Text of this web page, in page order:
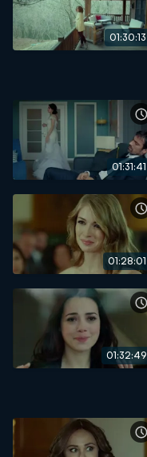
01:30:13
01:31:41
01:28:01
01:32:49